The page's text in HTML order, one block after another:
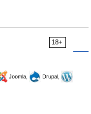
18+
Joomla,
Drupal,